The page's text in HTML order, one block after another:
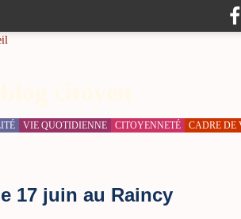
VIE QUOTIDIENNE CITOYENNETÉ CADRE DE
17 juin au Raincy